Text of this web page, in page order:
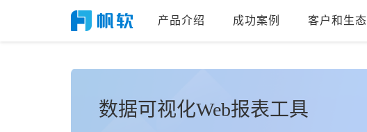
产品介绍 成功案例 客户和生态
数据可视化Web报表工具